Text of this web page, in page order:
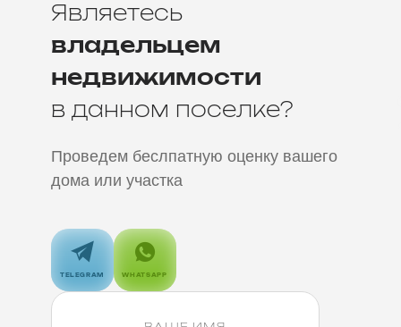
Являетесь
владельцем
недвижимости
в данном поселке?
Проведем беслпатную оценку вашего
дома или участка
TELEGRAM WHATSAPP